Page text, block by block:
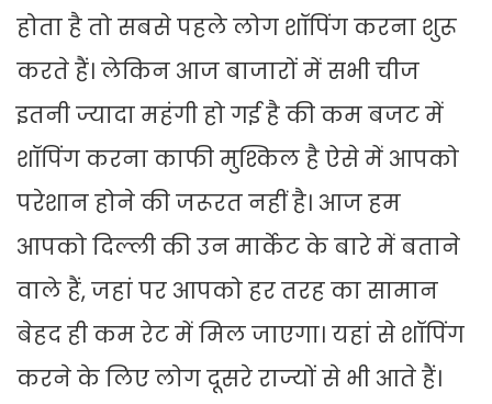
होता है तो सबसे पहले लोग शॉपिंग करना शुरू
करते हैं। लेकिन आज बाजारों में सभी चीज
इतनी ज्यादा महंगी हो गई है की कम बजट में
शॉपिंग करना काफी मुश्किल है ऐसे में आपको
परेशान होने की जरूरत नहीं है। आज हम
आपको दिल्ली की उन मार्केट के बारे में बताने
वाले हैं, जहां पर आपको हर तरह का सामान
बेहद ही कम रेट में मिल जाएगा। यहां से शॉपिंग
करने के लिए लोग दूसरे राज्यों से भी आते हैं।